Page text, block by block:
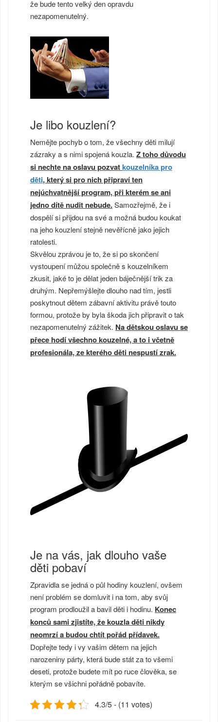
že bude tento velký den opravdu
nezapomenutelný.
Je libo kouzlení?
Nemějte pochyb o tom, že všechny děti milují
zázraky a s nimi spojená kouzla. Z toho důvodu
si nechte na oslavu pozvatkouzelníka pro
děti, který si pro nich připraví ten
nejúchvatnější program, při kterém se ani
jedno dítě nudit nebude.Samozřejmě, že i
dospělí si přijdou na své a možná budou koukat
na jeho kouzlení stejně nevěřícně jako jejich
ratolesti.
Skvělou zprávou je to, že si po skončení
vystoupení můžou společně s kouzelníkem
zkusit, jaké to je dělat jeden báječnější trik za
druhým. Nepřemýšlejte dlouho nad tím, jestli
poskytnout dětem zábavní aktivitu právě touto
formou, protože by byla škoda jich připravit o tak
nezapomenutelný zážitek. Na dětskou oslavu se
přece hodí všechno kouzelné, a to i včetně
profesionála, ze kterého děti nespustí zrak.
Je na vás, jak dlouho vaše
děti pobaví
Zpravidla se jedná o půl hodiny kouzlení, ovšem
není problém se domluvit i na tom, aby svůj
program prodloužil a bavil děti i hodinu. Konec
konců sami zjistíte, že kouzla děti nikdy
neomrzí a budou chtít pořád přídavek.
Dopřejte tedy i vy vašim dětem na jejich
narozeniny párty, která bude stát za to všemi
deseti, protože budete mít po ruce člověka, se
kterým se všichni pořádně pobavíte.
4.3/5 - (11 votes)